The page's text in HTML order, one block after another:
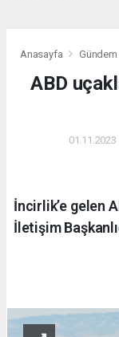
Anasayfa Gündem
ABD
İncirlik’e gelen
İletişim